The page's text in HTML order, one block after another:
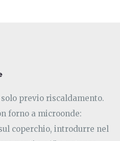
previo riscaldamento.
forno a microonde:
coperchio, introdurre nel